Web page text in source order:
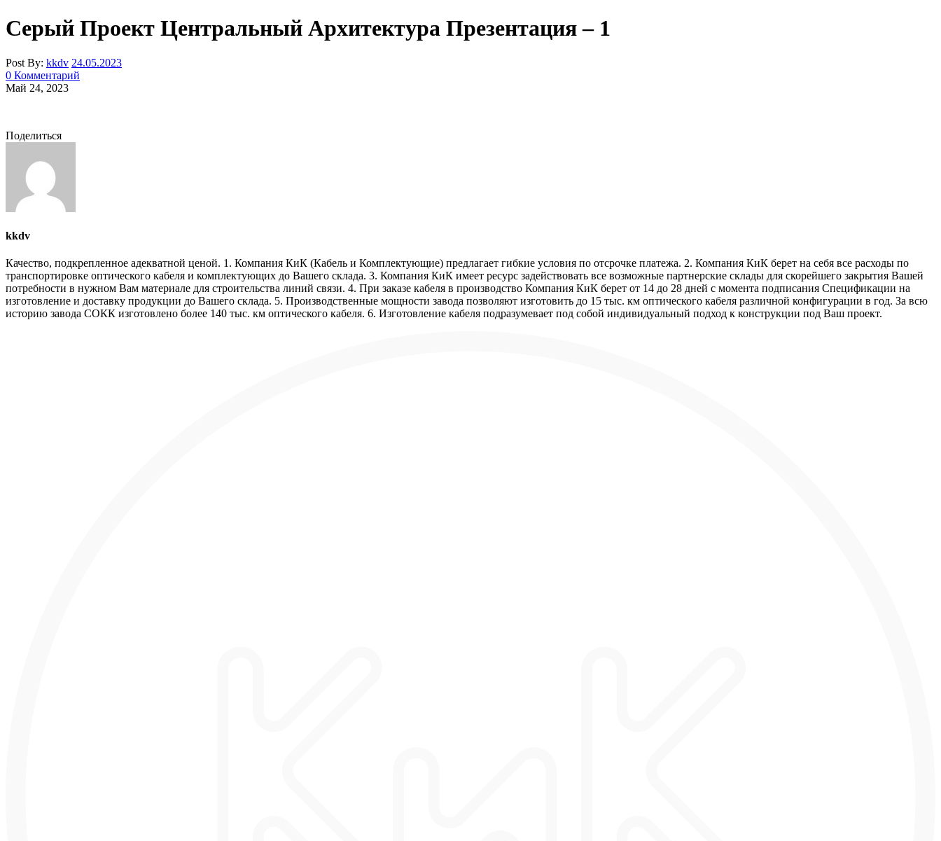
Серый Проект Центральный Архитектура Презентация – 1
Post By: kkdv 24.05.2023
0 Комментарий
Май 24, 2023
Поделиться
kkdv
Качество, подкрепленное адекватной ценой. 1. Компания КиК (Кабель и Комплектующие) предлагает гибкие условия по отсрочке платежа. 2. Компания КиК берет на себя все расходы по
транспортировке оптического кабеля и комплектующих до Вашего склада. 3. Компания КиК имеет ресурс задействовать все возможные партнерские склады для скорейшего закрытия Вашей
потребности в нужном Вам материале для строительства линий связи. 4. При заказе кабеля в производство Компания КиК берет от 14 до 28 дней с момента подписания Спецификации на
изготовление и доставку продукции до Вашего склада. 5. Производственные мощности завода позволяют изготовить до 15 тыс. км оптического кабеля различной конфигурации в год. За всю
историю завода СОКК изготовлено более 140 тыс. км оптического кабеля. 6. Изготовление кабеля подразумевает под собой индивидуальный подход к конструкции под Ваш проект.